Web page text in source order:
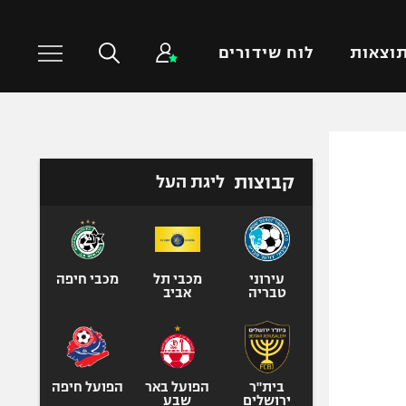
תוצאות לוח שידורים
טניס
כדורעף
ספורט אולימפי
קבוצות ליגת העל
עירוני
טבריה
מכבי תל
אביב
מכבי חיפה
בית"ר
ירושלים
הפועל באר
שבע
הפועל חיפה